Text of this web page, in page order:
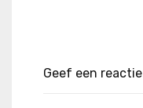
Geef een reactie